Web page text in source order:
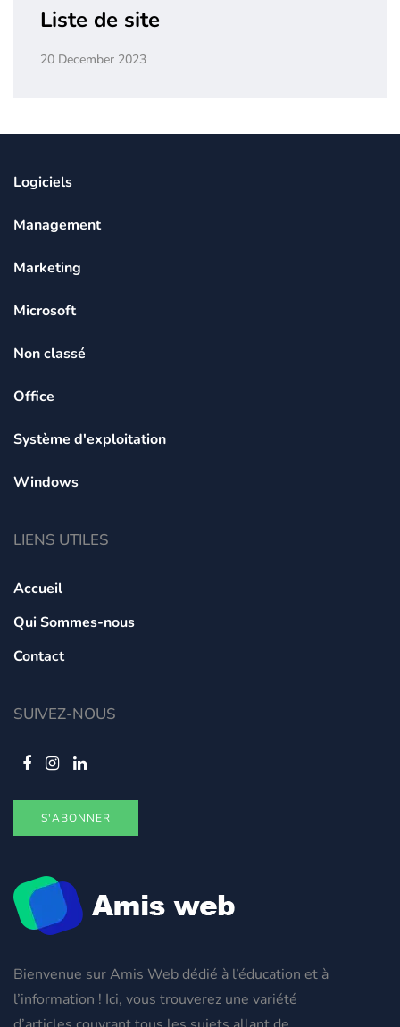
Liste de site
20 December 2023
Bienvenue sur Amis Web dédié à l’éducation et à
l’information ! Ici, vous trouverez une variété
Logiciels
Management
Marketing
Microsoft
Non classé
Office
Système d'exploitation
Windows
LIENS UTILES
Accueil
Qui Sommes-nous
Contact
SUIVEZ-NOUS
S'ABONNER